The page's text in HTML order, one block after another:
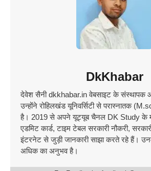
DkKhabar
देवेश सैनी dkkhabar.in वेबसाइट के संस्थापक
उन्होंने रोहिलखंड यूनिवर्सिटी से परास्नातक
है। 2019 से अपने यूट्यूब चैनल DK Study के
एडमिट कार्ड, टाइम टेबल सरकारी नौकरी,
इंटरनेट से जुड़ी जानकारी साझा करते रहे हैं।
अधिक का अनुभव है।